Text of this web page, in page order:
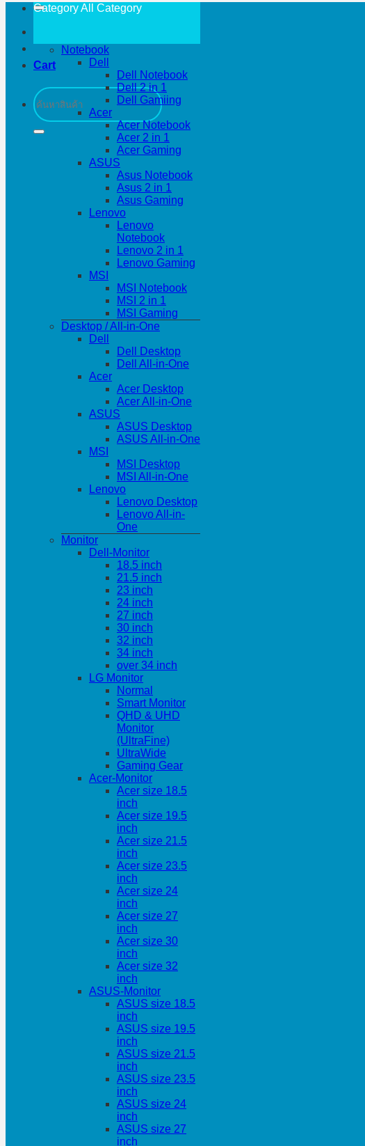
Cart
Search
for:
Category All Category
Notebook
Dell
Dell Notebook
Dell 2 in 1
Dell Gamiing
Acer
Acer Notebook
Acer 2 in 1
Acer Gaming
ASUS
Asus Notebook
Asus 2 in 1
Asus Gaming
Lenovo
Lenovo
Notebook
Lenovo 2 in 1
Lenovo Gaming
MSI
MSI Notebook
MSI 2 in 1
MSI Gaming
Desktop / All-in-One
Dell
Dell Desktop
Dell All-in-One
Acer
Acer Desktop
Acer All-in-One
ASUS
ASUS Desktop
ASUS All-in-One
MSI
MSI Desktop
MSI All-in-One
Lenovo
Lenovo Desktop
Lenovo All-in-
One
Monitor
Dell-Monitor
18.5 inch
21.5 inch
23 inch
24 inch
27 inch
30 inch
32 inch
34 inch
over 34 inch
LG Monitor
Normal
Smart Monitor
QHD & UHD
Monitor
(UltraFine)
UltraWide
Gaming Gear
Acer-Monitor
Acer size 18.5
inch
Acer size 19.5
inch
Acer size 21.5
inch
Acer size 23.5
inch
Acer size 24
inch
Acer size 27
inch
Acer size 30
inch
Acer size 32
inch
ASUS-Monitor
ASUS size 18.5
inch
ASUS size 19.5
inch
ASUS size 21.5
inch
ASUS size 23.5
inch
ASUS size 24
inch
ASUS size 27
inch